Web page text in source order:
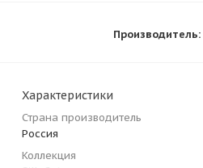
Производитель:
Характеристики
Страна производитель
Россия
Коллекция